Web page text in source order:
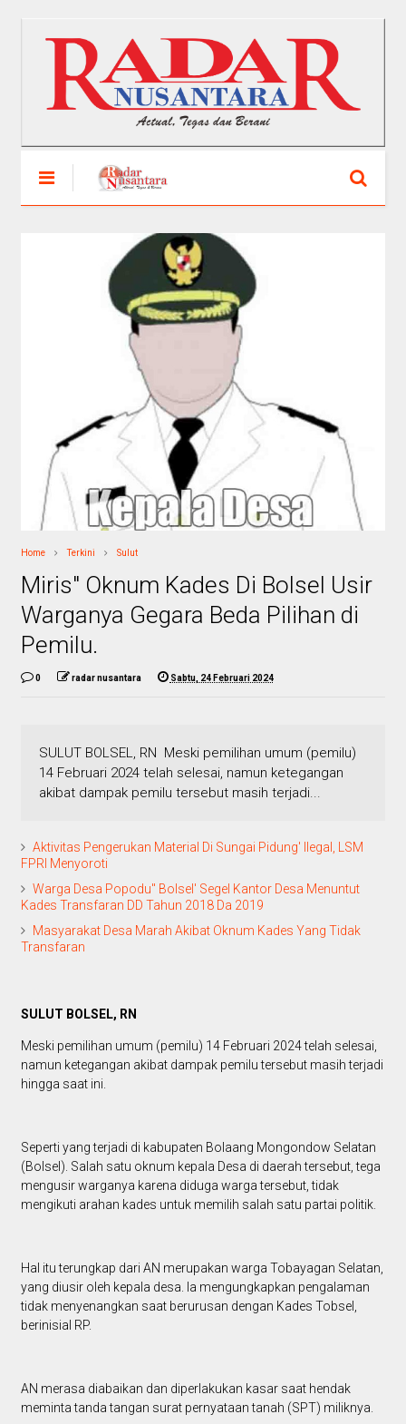
Home Terkini Sulut
Miris" Oknum Kades Di Bolsel Usir
Warganya Gegara Beda Pilihan di
Pemilu.
0 radar nusantara Sabtu, 24 Februari 2024
SULUT BOLSEL, RN Meski pemilihan umum (pemilu)
14 Februari 2024 telah selesai, namun ketegangan
akibat dampak pemilu tersebut masih terjadi...
Aktivitas Pengerukan Material Di Sungai Pidung' Ilegal, LSM
FPRI Menyoroti
Warga Desa Popodu" Bolsel' Segel Kantor Desa Menuntut
Kades Transfaran DD Tahun 2018 Da 2019
Masyarakat Desa Marah Akibat Oknum Kades Yang Tidak
Transfaran
SULUT BOLSEL, RN
Meski pemilihan umum (pemilu) 14 Februari 2024 telah selesai,
namun ketegangan akibat dampak pemilu tersebut masih terjadi
hingga saat ini.
Seperti yang terjadi di kabupaten Bolaang Mongondow Selatan
(Bolsel). Salah satu oknum kepala Desa di daerah tersebut, tega
mengusir warganya karena diduga warga tersebut, tidak
mengikuti arahan kades untuk memilih salah satu partai politik.
Hal itu terungkap dari AN merupakan warga Tobayagan Selatan,
yang diusir oleh kepala desa. Ia mengungkapkan pengalaman
tidak menyenangkan saat berurusan dengan Kades Tobsel,
berinisial RP.
AN merasa diabaikan dan diperlakukan kasar saat hendak
meminta tanda tangan surat pernyataan tanah (SPT) miliknya.